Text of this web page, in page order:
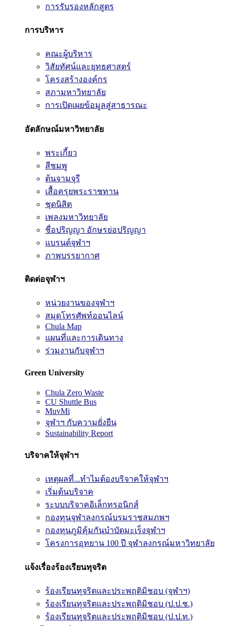
การรับรองหลักสูตร
การบริหาร
คณะผู้บริหาร
วิสัยทัศน์และยุทธศาสตร์
โครงสร้างองค์กร
สภามหาวิทยาลัย
การเปิดเผยข้อมูลสู่สาธารณะ
อัตลักษณ์มหาวิทยาลัย
พระเกี้ยว
สีชมพู
ต้นจามจุรี
เสื้อครุยพระราชทาน
ชุดนิสิต
เพลงมหาวิทยาลัย
ชื่อปริญญา อักษรย่อปริญญา
แบรนด์จุฬาฯ
ภาพบรรยากาศ
ติดต่อจุฬาฯ
หน่วยงานของจุฬาฯ
สมุดโทรศัพท์ออนไลน์
Chula Map
แผนที่และการเดินทาง
ร่วมงานกับจุฬาฯ
Green University
Chula Zero Waste
CU Shuttle Bus
MuvMi
จุฬาฯ กับความยั่งยืน
Sustainability Report
บริจาคให้จุฬาฯ
เหตุผลที่...ทำไมต้องบริจาคให้จุฬาฯ
เริ่มต้นบริจาค
ระบบบริจาคอิเล็กทรอนิกส์
กองทุนจุฬาลงกรณ์บรมราชสมภพฯ
กองทุนภูมิคุ้มกันบำบัดมะเร็งจุฬาฯ
โครงการอุทยาน 100 ปี จุฬาลงกรณ์มหาวิทยาลัย
แจ้งเรื่องร้องเรียนทุจริต
ร้องเรียนทุจริตและประพฤติมิชอบ (จุฬาฯ)
ร้องเรียนทุจริตและประพฤติมิชอบ (ป.ป.ช.)
ร้องเรียนทุจริตและประพฤติมิชอบ (ป.ป.ท.)